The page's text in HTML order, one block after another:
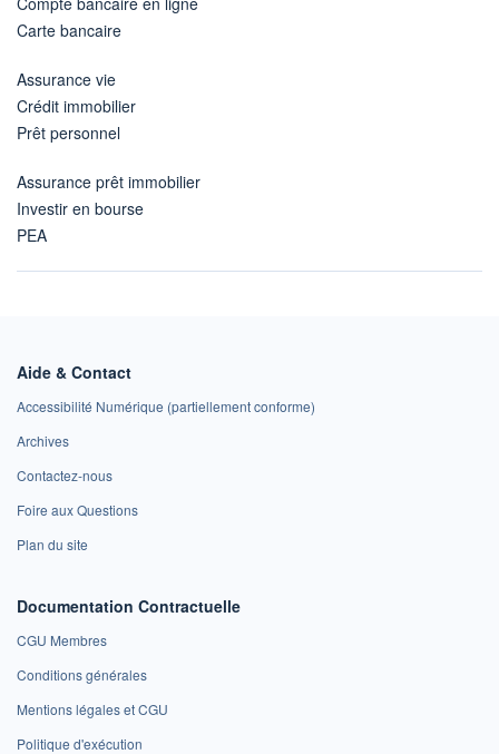
Carte bancaire
Assurance vie
Crédit immobilier
Prêt personnel
Assurance prêt immobilier
Investir en bourse
PEA
Aide & Contact
Accessibilité Numérique (partiellement conforme)
Archives
Contactez-nous
Foire aux Questions
Plan du site
Documentation Contractuelle
CGU Membres
Conditions générales
Mentions légales et CGU
Politique d'exécution